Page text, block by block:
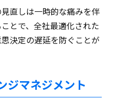
直しは一時的な痛みを伴
とで、全社最適化された
決定の遅延を防ぐことが
ジマネジメント